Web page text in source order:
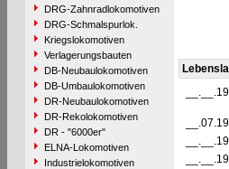
DRG-Zahnradlokomotiven
DRG-Schmalspurlok.
Kriegslokomotiven
Verlagerungsbauten
DB-Neubaulokomotiven
DB-Umbaulokomotiven
DR-Neubaulokomotiven
DR-Rekolokomotiven
DR - "6000er"
ELNA-Lokomotiven
Industrielokomotiven